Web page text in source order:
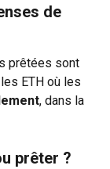
de
prêtées sont
ETH où les
, dans la
prêter ?